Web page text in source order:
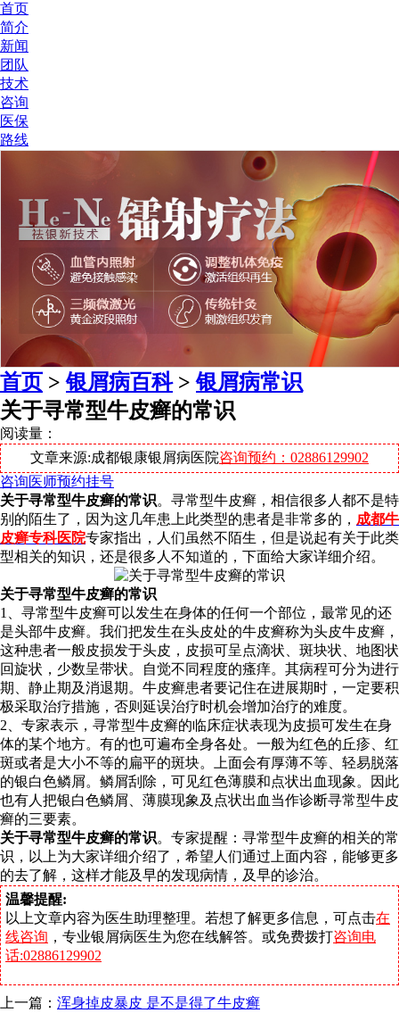
首页
简介
新闻
团队
技术
咨询
医保
路线
首页 >银屑病百科>银屑病常识
关于寻常型牛皮癣的常识
阅读量：
文章来源:成都银康银屑病医院咨询预约：02886129902
咨询医师预约挂号
关于寻常型牛皮癣的常识。寻常型牛皮癣，相信很多人都不是特
别的陌生了，因为这几年患上此类型的患者是非常多的， 成都牛
皮癣专科医院专家指出，人们虽然不陌生，但是说起有关于此类
型相关的知识，还是很多人不知道的，下面给大家详细介绍。
关于寻常型牛皮癣的常识
1、寻常型牛皮癣可以发生在身体的任何一个部位，最常见的还
是头部牛皮癣。我们把发生在头皮处的牛皮癣称为头皮牛皮癣，
这种患者一般皮损发于头皮，皮损可呈点滴状、斑块状、地图状
回旋状，少数呈带状。自觉不同程度的瘙痒。其病程可分为进行
期、静止期及消退期。牛皮癣患者要记住在进展期时，一定要积
极采取治疗措施，否则延误治疗时机会增加治疗的难度。
2、专家表示，寻常型牛皮癣的临床症状表现为皮损可发生在身
体的某个地方。有的也可遍布全身各处。一般为红色的丘疹、红
斑或者是大小不等的扁平的斑块。上面会有厚薄不等、轻易脱落
的银白色鳞屑。鳞屑刮除，可见红色薄膜和点状出血现象。因此
也有人把银白色鳞屑、薄膜现象及点状出血当作诊断寻常型牛皮
癣的三要素。
关于寻常型牛皮癣的常识。专家提醒：寻常型牛皮癣的相关的常
识，以上为大家详细介绍了，希望人们通过上面内容，能够更多
的去了解，这样才能及早的发现病情，及早的诊治。
温馨提醒:
以上文章内容为医生助理整理。若想了解更多信息，可点击在
线咨询 ，专业银屑病医生为您在线解答。或免费拨打咨询电
话:02886129902
上一篇： 浑身掉皮暴皮 是不是得了牛皮癣